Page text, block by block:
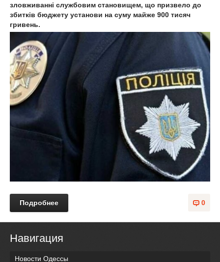
зловживанні службовим становищем, що призвело до
збитків бюджету установи на суму майже 900 тисяч
гривень.
0
Подробнее
Навигация
Новости Одессы